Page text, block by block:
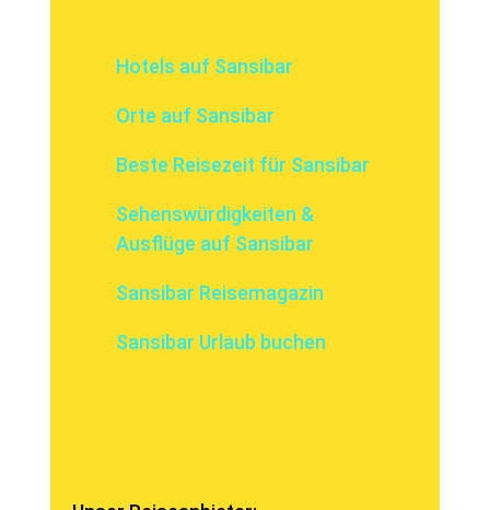
Hotels auf Sansibar
Orte auf Sansibar
Beste Reisezeit für Sansibar
Sehenswürdigkeiten &
Ausflüge auf Sansibar
Sansibar Reisemagazin
Sansibar Urlaub buchen